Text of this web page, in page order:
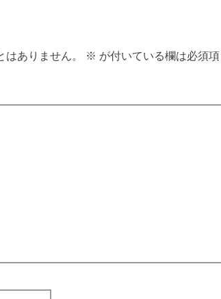
ありません。 ※ が付いている欄は必須